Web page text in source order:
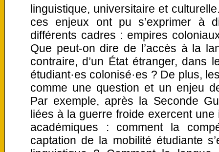
linguistique, universitaire et
ces enjeux ont pu s’exprimer à
différents cadres : empires
Que peut-on dire de l’accès à la
contraire, d’un État étranger, dans
étudiant·es colonisé·es ? De plus,
comme une question et un enjeu
Par exemple, après la Seconde
liées à la guerre froide exercent
académiques : comment la
captation de la mobilité étudiante